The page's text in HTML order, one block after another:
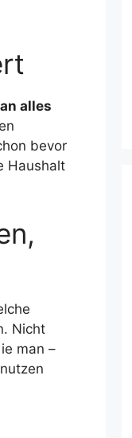
alles
bevor
Haushalt
Nicht
man –